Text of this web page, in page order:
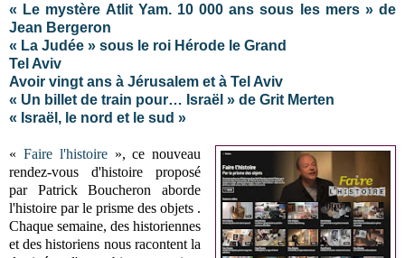
« Le mystère Atlit Yam. 10 000 ans sous les mers » de
Jean Bergeron
« La Judée » sous le roi Hérode le Grand
Tel Aviv
Avoir vingt ans à Jérusalem et à Tel Aviv
« Un billet de train pour… Israël » de Grit Merten
« Israël, le nord et le sud »
« Faire l'histoire», ce nouveau
rendez-vous d'histoire proposé
par Patrick Boucheron aborde
l'histoire par le prisme des objets .
Chaque semaine, des historiennes
et des historiens nous racontent la